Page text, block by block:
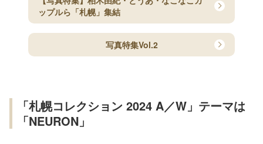
ップルら「札幌」集結
写真特集Vol.2
「札幌コレクション 2024 A／W」テーマは
「NEURON」